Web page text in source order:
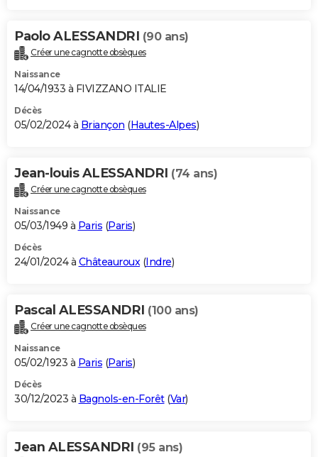
Paolo ALESSANDRI (90 ans)
Créer une cagnotte obsèques
Naissance
14/04/1933 à FIVIZZANO ITALIE
Décès
05/02/2024 à Briançon (Hautes-Alpes)
Jean-louis ALESSANDRI (74 ans)
Créer une cagnotte obsèques
Naissance
05/03/1949 à Paris (Paris)
Décès
24/01/2024 à Châteauroux(Indre)
Pascal ALESSANDRI (100 ans)
Créer une cagnotte obsèques
Naissance
05/02/1923 à Paris (Paris)
Décès
30/12/2023 à Bagnols-en-Forêt(Var)
Jean ALESSANDRI (95 ans)